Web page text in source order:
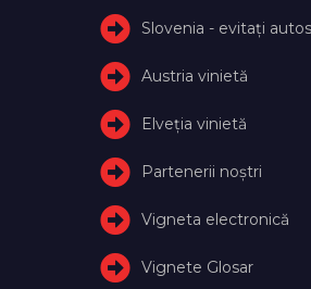
Slovenia - evitați
Austria vinietă
Elveţia vinietă
Partenerii noștri
Vigneta electronică
Vignete Glosar